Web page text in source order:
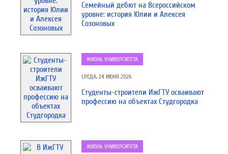
Семейный дебют на Всероссийском
уровне: история Юлии и Алексея
Созоновых
ЖИЗНЬ УНИВЕРСИТЕТА
СРЕДА, 24 ИЮНЯ 2026
Студенты-строители ИжГТУ осваивают
профессию на объектах Студгородка
ЖИЗНЬ УНИВЕРСИТЕТА